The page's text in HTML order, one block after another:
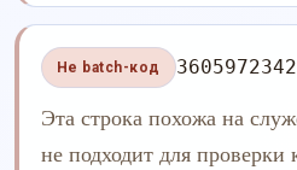
Не batch-код
Эта строка похожа на
не подходит для проверки